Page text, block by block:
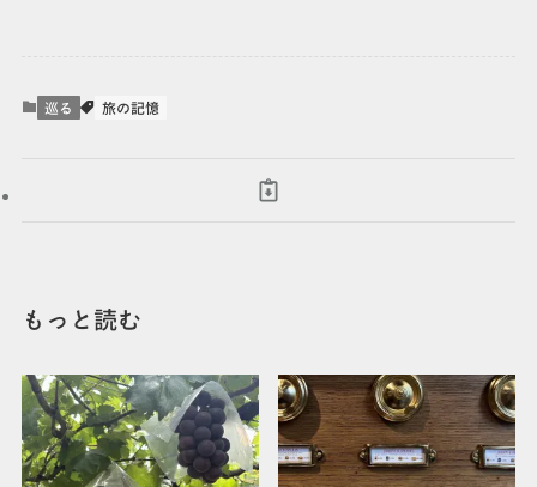
巡る 旅の記憶
もっと読む